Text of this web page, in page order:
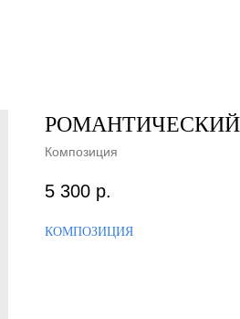
РОМАНТИЧЕСКИЙ
Композиция
5 300 р.
КОМПОЗИЦИЯ